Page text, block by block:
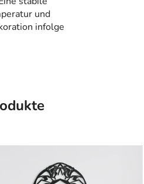
und
infolge